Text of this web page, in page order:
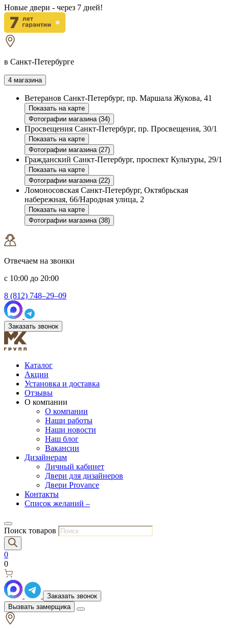
Новые двери - через 7 дней!
в Санкт-Петербурге
4 магазина
Ветеранов Санкт-Петербург, пр. Маршала Жукова, 41
Показать на карте
Фотографии магазина (34)
Просвещения Санкт-Петербург, пр. Просвещения, 30/1
Показать на карте
Фотографии магазина (27)
Гражданский Санкт-Петербург, проспект Культуры, 29/1
Показать на карте
Фотографии магазина (22)
Ломоносовская Санкт-Петербург, Октябрьская
набережная, 66/Народная улица, 2
Показать на карте
Фотографии магазина (38)
Отвечаем на звонки
с 10:00 до 20:00
8 (812) 748–29–09
Заказать звонок
Каталог
Акции
Установка и доставка
Отзывы
О компании
О компании
Наши работы
Наши новости
Наш блог
Вакансии
Дизайнерам
Личный кабинет
Двери для дизайнеров
Двери Provance
Контакты
Список желаний –
Поиск товаров
0
0
Заказать звонок
Вызвать замерщика